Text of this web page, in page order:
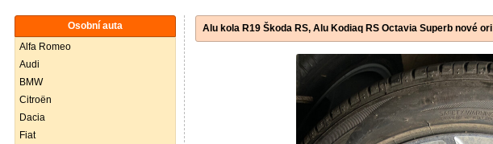
Osobní auta
Alfa Romeo
Audi
BMW
Citroën
Dacia
Fiat
Alu kola R19 Škoda RS, Alu Kodiaq RS Octavia Superb nové ori